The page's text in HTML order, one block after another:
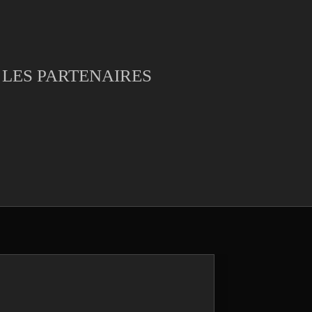
LES PARTENAIRES